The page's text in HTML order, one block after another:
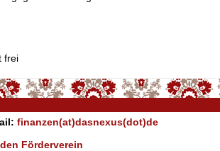
frei
finanzen(at)dasnexus(dot)de
Förderverein